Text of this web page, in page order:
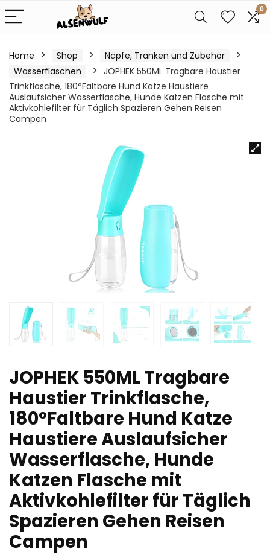
0
Home Shop
Näpfe, Tränken und Zubehör
Wasserflaschen
JOPHEK 550ML Tragbare Haustier
Trinkflasche, 180°Faltbare Hund Katze Haustiere
Auslaufsicher Wasserflasche, Hunde Katzen Flasche mit
Aktivkohlefilter für Täglich Spazieren Gehen Reisen
Campen
JOPHEK 550ML Tragbare
Haustier Trinkflasche,
180°Faltbare Hund Katze
Haustiere Auslaufsicher
Wasserflasche, Hunde
Katzen Flasche mit
Aktivkohlefilter für Täglich
Spazieren Gehen Reisen
Campen